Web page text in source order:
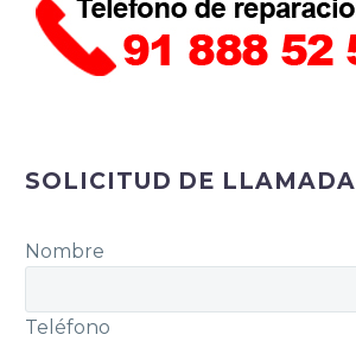
SOLICITUD DE LLAMADA
Nombre
Teléfono